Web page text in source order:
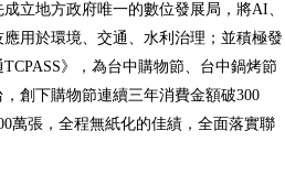
立地方政府唯一的數位發展局，將AI、
用於環境、交通、水利治理；並積極發
》，為台中購物節、台中鍋烤節
創下購物節連續三年消費金額破300
萬張，全程無紙化的佳績，全面落實聯